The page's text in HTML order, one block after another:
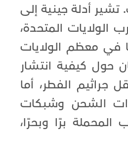
تشير أدلة جينية إلى
الولايات المتحدة،
في معظم الولايات
حول كيفية انتشار
جراثيم الفطر، أما
الشحن وشبكات
برًا وبحرًا،